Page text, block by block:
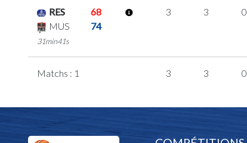
RES
68
MUS
74
31min41s
3 3 0
Matchs : 1 3 3 0